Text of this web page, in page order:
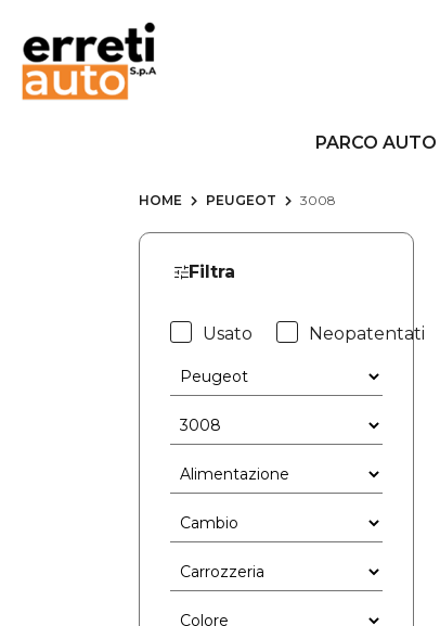
PARCO AUTO
HOME PEUGEOT 3008
Filtra
Usato Neopatentati